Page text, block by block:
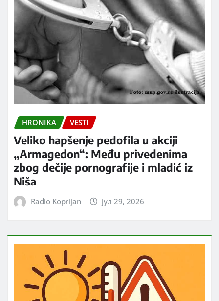
HRONIKA VESTI
Veliko hapšenje pedofila u akciji
„Armagedon“: Među privedenima
zbog dečije pornografije i mladić iz
Niša
Radio Koprijan јул 29, 2026